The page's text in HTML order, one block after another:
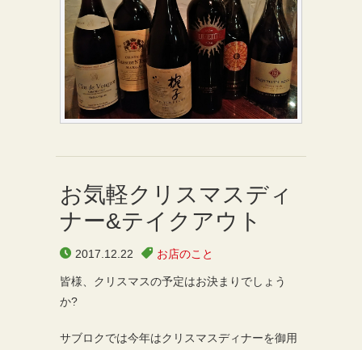
お気軽クリスマスディ
ナー&テイクアウト
2017.12.22 お店のこと
皆様、クリスマスの予定はお決まりでしょう
か?
サブロクでは今年はクリスマスディナーを御用